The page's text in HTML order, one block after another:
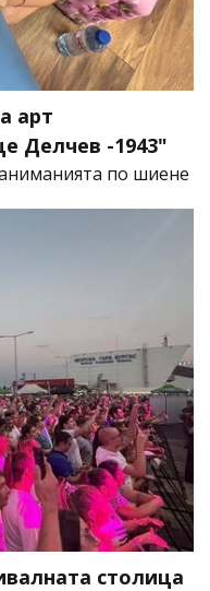
арт
Делчев -1943"
по шиене
столица